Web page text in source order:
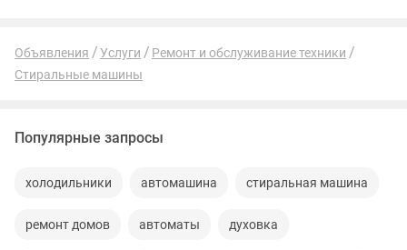
Объявления Услуги
Ремонт и обслуживание техники
Стиральные машины
Популярные запросы
холодильники автомашина стиральная машина
ремонт домов автоматы духовка